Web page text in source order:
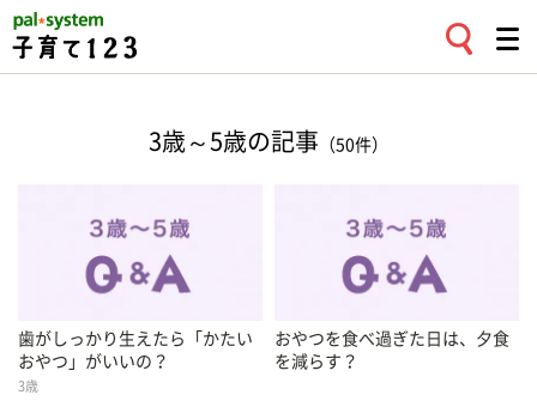
3歳～5歳の記事 （50件）
歯がしっかり生えたら「かたい
おやつ」がいいの？
3歳
おやつを食べ過ぎた日は、夕食
を減らす？